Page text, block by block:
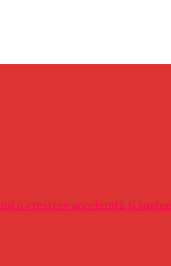
o creștere accelerată și